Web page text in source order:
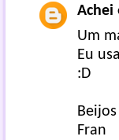
Achei
Um
Eu
:D
Beijos
Fran